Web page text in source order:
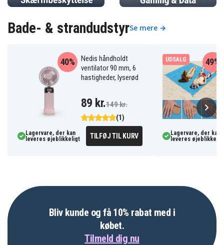
Bade- & strandudstyrSe mere →
Nedis håndholdt
ventilator 90 mm, 6
hastigheder, lyserød
(1)
40%
89 kr.149 kr.
Lagervare, der kan
leveres øjeblikkeligt
TILFØJ TIL KURV
UDSALG 49%
Lagervare, der kan
leveres
Bliv kunde og få 10% rabat med i
købet.
Tilmeld dig nu